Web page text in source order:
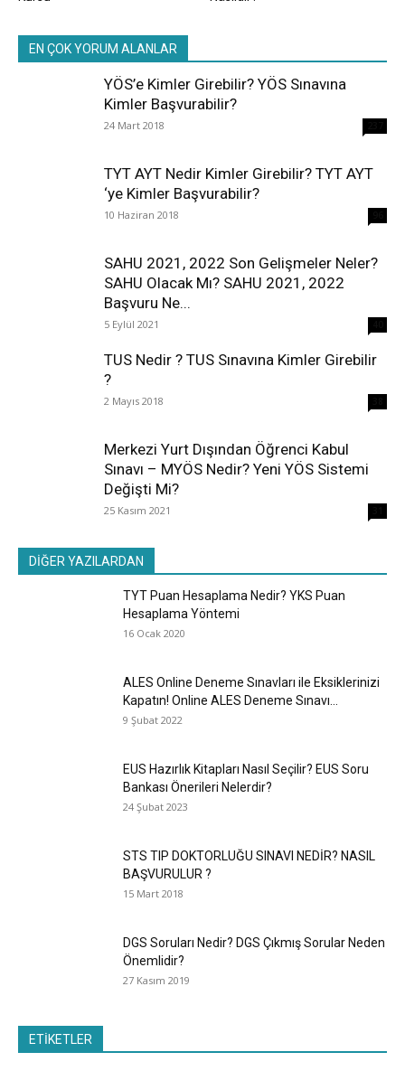
EN ÇOK YORUM ALANLAR
YÖS’e Kimler Girebilir? YÖS Sınavına
Kimler Başvurabilir?
24 Mart 2018
TYT AYT Nedir Kimler Girebilir? TYT AYT
‘ye Kimler Başvurabilir?
10 Haziran 2018
SAHU 2021, 2022 Son Gelişmeler Neler?
SAHU Olacak Mı? SAHU 2021, 2022
Başvuru Ne...
5 Eylül 2021
TUS Nedir ? TUS Sınavına Kimler Girebilir
?
2 Mayıs 2018
Merkezi Yurt Dışından Öğrenci Kabul
Sınavı – MYÖS Nedir? Yeni YÖS Sistemi
Değişti Mi?
25 Kasım 2021
DİĞER YAZILARDAN
TYT Puan Hesaplama Nedir? YKS Puan
Hesaplama Yöntemi
16 Ocak 2020
ALES Online Deneme Sınavları ile Eksiklerinizi
Kapatın! Online ALES Deneme Sınavı...
9 Şubat 2022
EUS Hazırlık Kitapları Nasıl Seçilir? EUS Soru
Bankası Önerileri Nelerdir?
24 Şubat 2023
STS TIP DOKTORLUĞU SINAVI NEDİR? NASIL
BAŞVURULUR ?
15 Mart 2018
DGS Soruları Nedir? DGS Çıkmış Sorular Neden
Önemlidir?
27 Kasım 2019
ETİKETLER